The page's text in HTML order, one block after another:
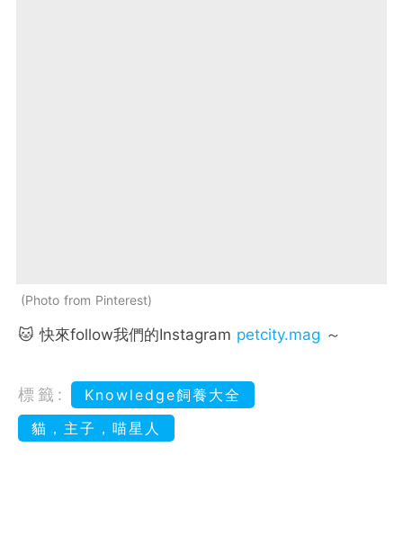
Photo from Pinterest
🐱 快來follow我們的Instagram petcity.mag ～
標籤:
Knowledge飼養大全
貓，主子，喵星人